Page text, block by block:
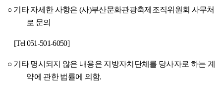
○ 기타 자세한 사항은(사)부산문화관광축제조직위원회 사무처
로 문의
[Tel 051-501-6050]
○ 기타 명시되지 않은 내용은 지방자치단체를 당사자로 하는 계
약에 관한 법률에 의함.